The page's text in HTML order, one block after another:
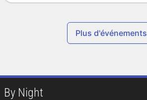
Plus d'événements
By Night